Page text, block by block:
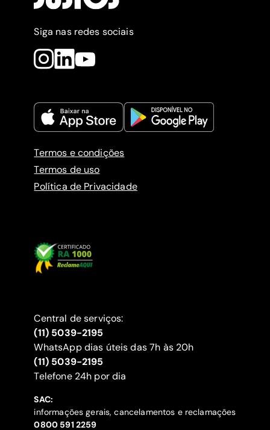
Siga nas redes sociais
Termos e condições
Termos de uso
Política de Privacidade
Central de serviços:
(11) 5039-2195
WhatsApp dias úteis das 7h às 20h
(11) 5039-2195
‍Telefone 24h por dia
SAC:
informações gerais, cancelamentos e reclamações
‍0800 591 2259